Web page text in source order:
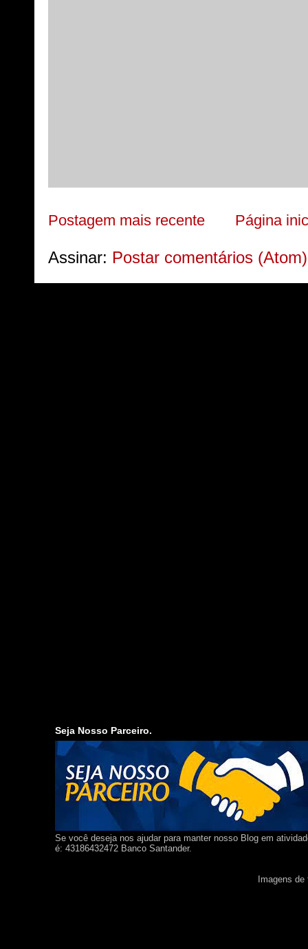
Postagem mais recente Página
Assinar: Postar comentários (Atom)
Seja Nosso Parceiro.
Se você deseja nos ajudar para manter nosso Blog em
é: 43186432472 Banco Santander.
Imagens